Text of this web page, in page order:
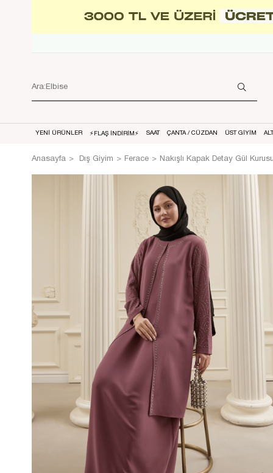
YENİ ÜRÜNLER ⚡FLAŞ İNDİRİM⚡ SAAT ÇANTA / CÜZDAN ÜST GİYİM
Anasayfa Dış Giyim Ferace Nakışlı Kapak Detay Gül